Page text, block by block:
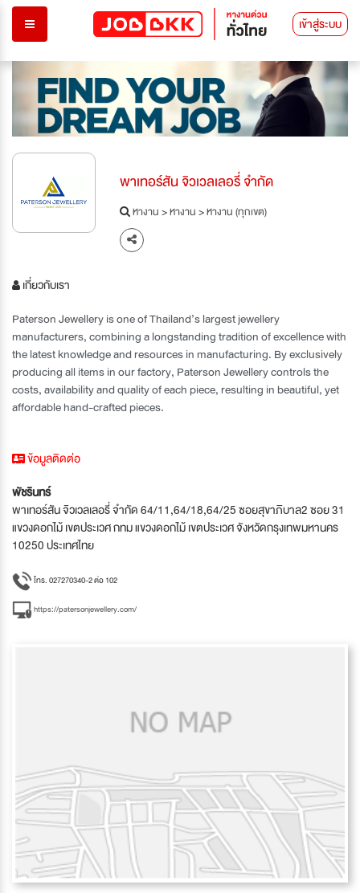
เข้าสู่ระบบ
พาเทอร์สัน จิวเวลเลอรี่ จำกัด
หางาน>หางาน>หางาน (ทุกเขต)
เกี่ยวกับเรา
Paterson Jewellery is one of Thailand’s largest jewellery
manufacturers, combining a longstanding tradition of excellence with
the latest knowledge and resources in manufacturing. By exclusively
producing all items in our factory, Paterson Jewellery controls the
costs, availability and quality of each piece, resulting in beautiful, yet
affordable hand-crafted pieces.
ข้อมูลติดต่อ
พัชรินทร์
พาเทอร์สัน จิวเวลเลอรี่ จำกัด 64/11,64/18,64/25 ซอยสุขาภิบาล2 ซอย 31
แขวงดอกไม้ เขตประเวศ กทม แขวงดอกไม้ เขตประเวศ จังหวัดกรุงเทพมหานคร
10250 ประเทศไทย
โทร. 027270340-2 ต่อ 102
https://patersonjewellery.com/